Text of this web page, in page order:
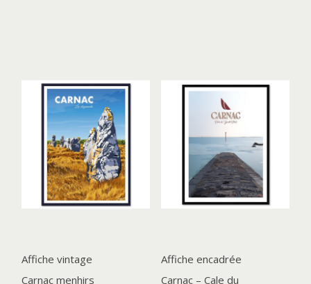
Affiche vintage
Carnac menhirs
Affiche encadrée
Carnac – Cale du